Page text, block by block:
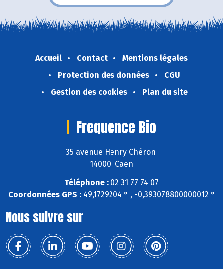
Accueil Contact
Mentions légales
Protection des données
CGU
Gestion des cookies
Plan du site
Frequence Bio
35 avenue Henry Chéron
14000 Caen
Téléphone : 02 31 77 74 07
Coordonnées GPS :49,1729204 ° , -0,393078800000012 °
Nous suivre sur